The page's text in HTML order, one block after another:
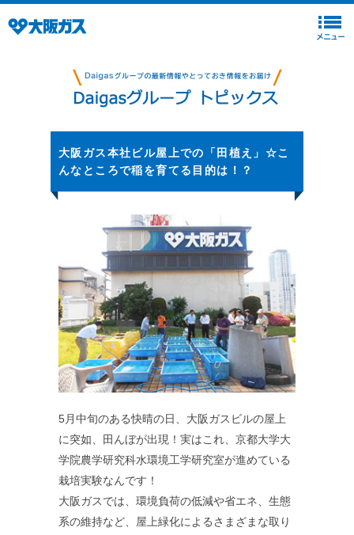
大阪ガス本社ビル屋上での「田植え」☆こ
んなところで稲を育てる目的は！？
5月中旬のある快晴の日、大阪ガスビルの屋上
に突如、田んぼが出現！実はこれ、京都大学大
学院農学研究科水環境工学研究室が進めている
栽培実験なんです！
大阪ガスでは、環境負荷の低減や省エネ、生態
系の維持など、屋上緑化によるさまざまな取り